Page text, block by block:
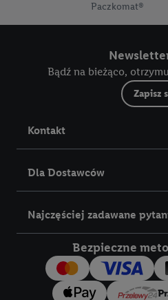
Paczkomat®
Bądź na bieżąco,
Zapisz
Kontakt
Dla Dostawców
Najczęściej zadawane
Bezpieczne